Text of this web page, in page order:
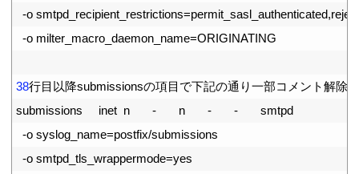
-o smtpd_recipient_restrictions=permit_sasl_authenticated,reject
-o milter_macro_daemon_name=ORIGINATING
38行目以降submissionsの項目で下記の通り一部コメント解除
submissions inet n - n - -
smtpd
-o syslog_name=postfix/submissions
-o smtpd_tls_wrappermode=yes